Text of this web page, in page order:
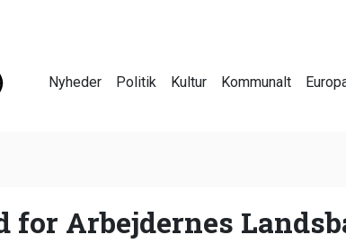
Nyheder Politik Kultur Kommunalt
for Arbejdernes